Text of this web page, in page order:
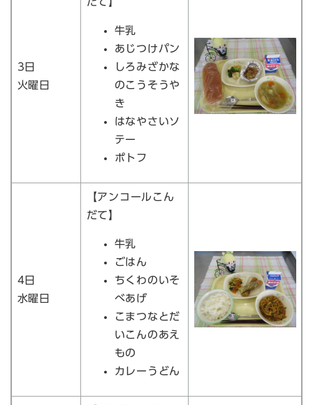
3日
火曜日
牛乳
あじつけパン
しろみざかな
のこうそうや
き
はなやさいソ
テー
ポトフ
4日
水曜日
【アンコールこん
だて】
牛乳
ごはん
ちくわのいそ
べあげ
こまつなとだ
いこんのあえ
もの
カレーうどん